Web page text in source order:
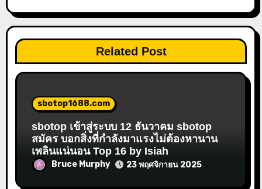
Related Post
sbotop1688.com
sbotop เข้าสู่ระบบ 12 ธันวาคม sbotop
สมัคร บอกสิ่งที่กำลังมาแรงไม่ต้องหานาน
เพลินแน่นอน Top 16 by Isiah
Bruce Murphy 23 พฤศจิกายน 2025